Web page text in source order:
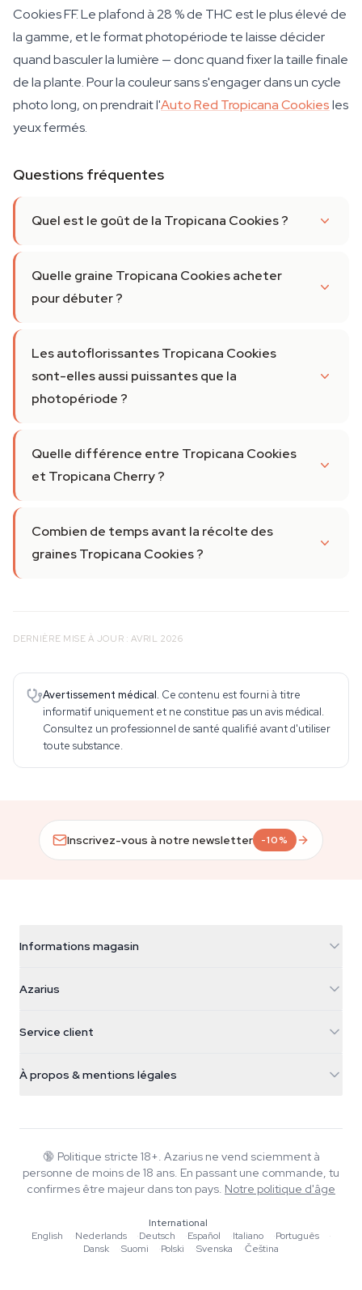
Cookies FF. Le plafond à 28 % de THC est le plus élevé de
la gamme, et le format photopériode te laisse décider
quand basculer la lumière — donc quand fixer la taille finale
de la plante. Pour la couleur sans s'engager dans un cycle
photo long, on prendrait l'Auto Red Tropicana Cookiesles
yeux fermés.
Questions fréquentes
Quel est le goût de la Tropicana Cookies ?
Quelle graine Tropicana Cookies acheter
pour débuter ?
Les autoflorissantes Tropicana Cookies
sont-elles aussi puissantes que la
photopériode ?
Quelle différence entre Tropicana Cookies
et Tropicana Cherry ?
Combien de temps avant la récolte des
graines Tropicana Cookies ?
DERNIÈRE MISE À JOUR : AVRIL 2026
Avertissement médical. Ce contenu est fourni à titre
informatif uniquement et ne constitue pas un avis médical.
Consultez un professionnel de santé qualifié avant d'utiliser
toute substance.
Inscrivez-vous à notre newsletter -10%
Informations magasin
Galvaniweg 11
Nederland
+31(0)204897914
Azarius
Smokeshop
Service client
Politique de retour
Politique de confidentialité
À propos & mentions légales
Wiki
Musique
Normes éditoriales
Outils & Calculateurs
🔞 Politique stricte 18+. Azarius ne vend sciemment à
personne de moins de 18 ans. En passant une commande, tu
confirmes être majeur dans ton pays. Notre politique d'âge
International
English
·Nederlands ·Deutsch ·Español ·Italiano ·Português
·
Dansk
·Suomi ·Polski ·Svenska ·Čeština